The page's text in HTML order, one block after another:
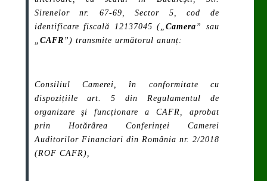
Sirenelor nr. 67-69, Sector 5, cod de
identificare fiscală 12137045 („Camera ” sau
CAFR ”) transmite următorul anunț:
Consiliul Camerei, în conformitate cu
dispozițiile art. 5 din Regulamentul de
organizare şi funcționare a CAFR, aprobat
prin Hotărârea Conferinței Camerei
Auditorilor Financiari din România nr. 2/2018
(ROF CAFR),